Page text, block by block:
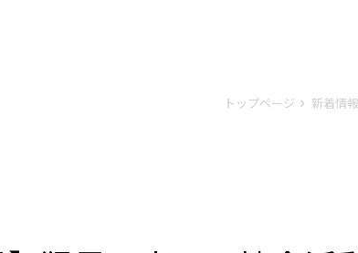
トップページ 新着情報